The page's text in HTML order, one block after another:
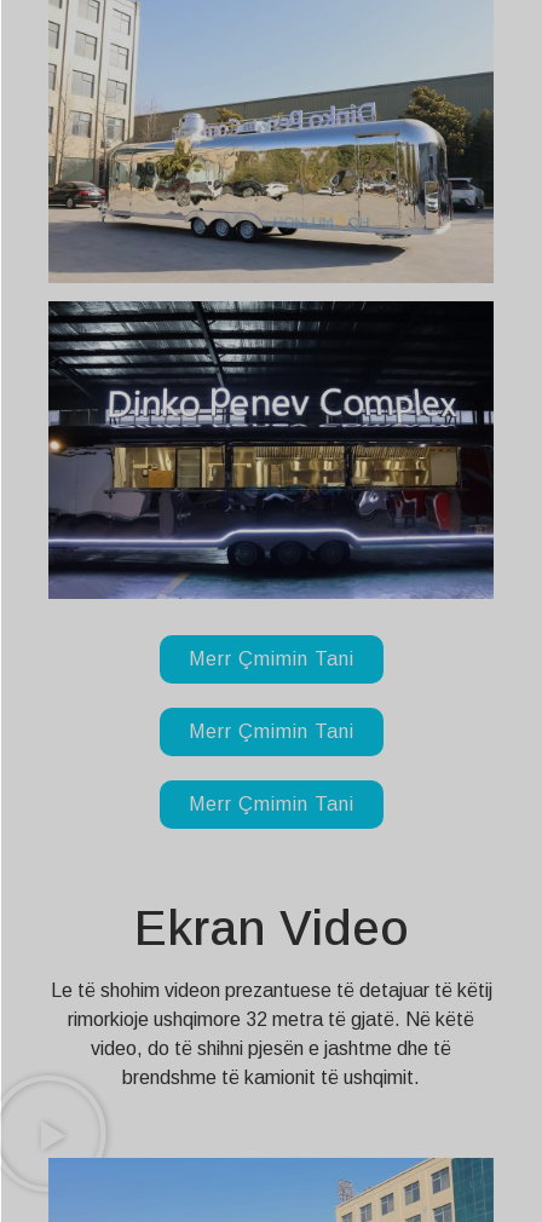
Merr Çmimin Tani
Merr Çmimin Tani
Merr Çmimin Tani
Ekran Video
Le të shohim videon prezantuese të detajuar të këtij
rimorkioje ushqimore 32 metra të gjatë. Në këtë
video, do të shihni pjesën e jashtme dhe të
brendshme të kamionit të ushqimit.